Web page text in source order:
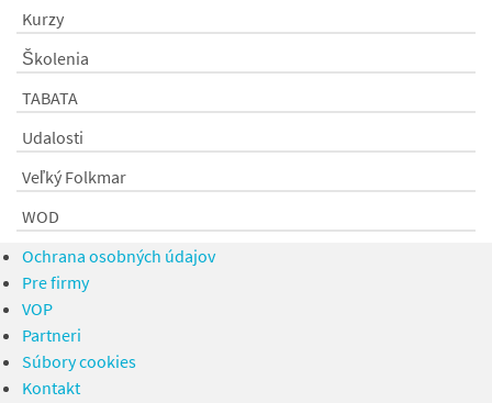
Kurzy
Školenia
TABATA
Udalosti
Veľký Folkmar
WOD
Ochrana osobných údajov
Pre firmy
VOP
Partneri
Súbory cookies
Kontakt